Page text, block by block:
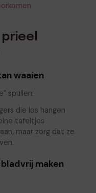
waaien
spullen:
die los hangen
tafeltjes
maar zorg dat ze
maken